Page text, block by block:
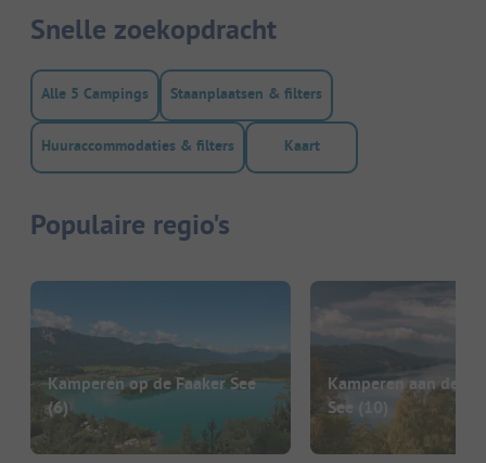
Snelle zoekopdracht
Alle 5 Campings Staanplaatsen & filters
Huuraccommodaties & filters Kaart
Populaire regio's
Kamperen op de Faaker See
(6)
Kamperen aan de
See
(10)